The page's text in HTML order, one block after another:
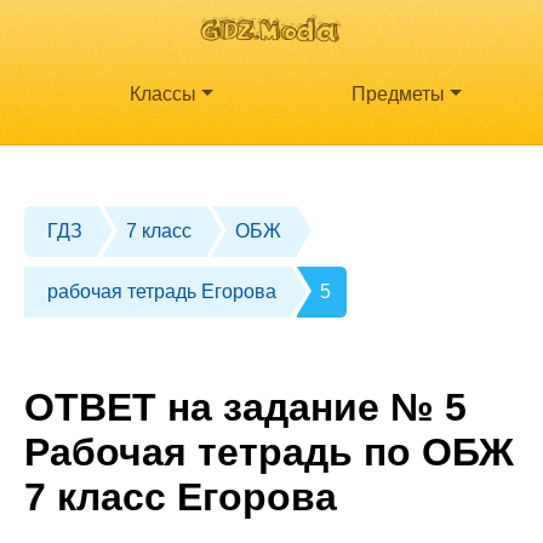
Классы Предметы
ГДЗ 7 класс ОБЖ
рабочая тетрадь Егорова 5
ОТВЕТ на задание № 5
Рабочая тетрадь по ОБЖ
7 класс Егорова